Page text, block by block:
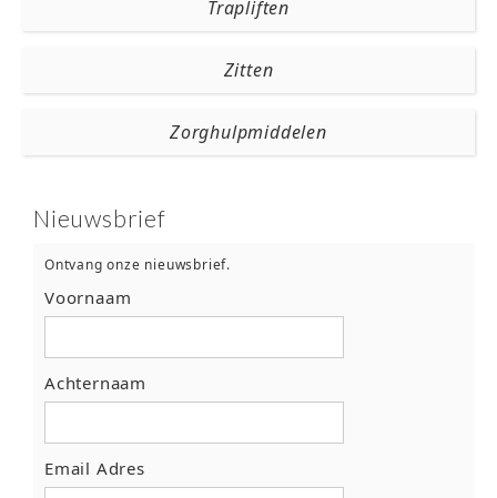
Trapliften
Zitten
Zorghulpmiddelen
Nieuwsbrief
Ontvang onze nieuwsbrief.
Voornaam
Achternaam
Email Adres